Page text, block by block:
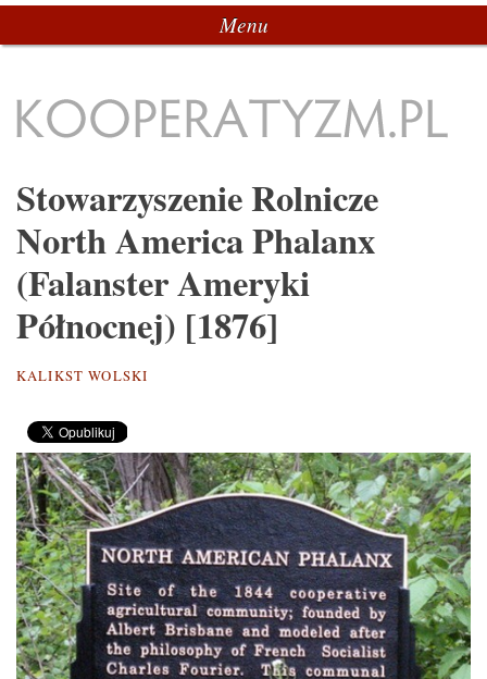
Menu
Stowarzyszenie Rolnicze
North America Phalanx
(Falanster Ameryki
Północnej) [1876]
KALIKST WOLSKI